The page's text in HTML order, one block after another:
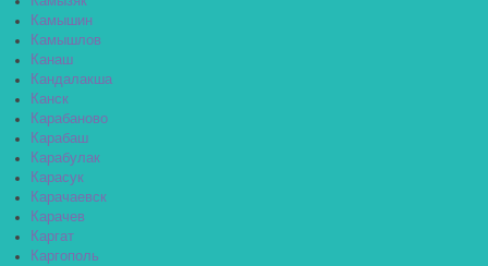
Камышин
Камышлов
Канаш
Кандалакша
Канск
Карабаново
Карабаш
Карабулак
Карасук
Карачаевск
Карачев
Каргат
Каргополь